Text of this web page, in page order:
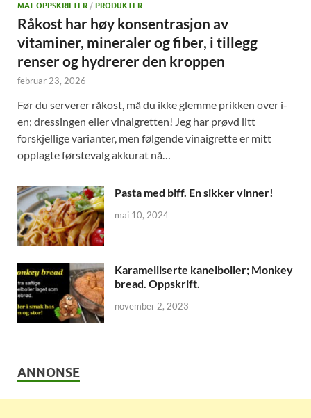
MAT-OPPSKRIFTER / PRODUKTER
Råkost har høy konsentrasjon av
vitaminer, mineraler og fiber, i tillegg
renser og hydrerer den kroppen
februar 23, 2026
Før du serverer råkost, må du ikke glemme prikken over i-
en; dressingen eller vinaigretten! Jeg har prøvd litt
forskjellige varianter, men følgende vinaigrette er mitt
opplagte førstevalg akkurat nå…
Pasta med biff. En sikker vinner!
mai 10, 2024
Karamelliserte kanelboller; Monkey
bread. Oppskrift.
november 2, 2023
ANNONSE